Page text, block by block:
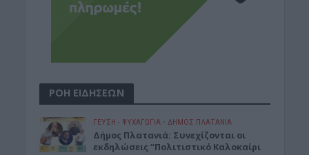
ΡΟΗ ΕΙΔΗΣΕΩΝ
ΓΕΎΣΗ - ΨΥΧΑΓΩΓΊΑ • ΔΉΜΟΣ ΠΛΑΤΑΝΙΆ
Δήμος Πλατανιά: Συνεχίζονται οι
εκδηλώσεις “Πολιτιστικό Καλοκαίρι